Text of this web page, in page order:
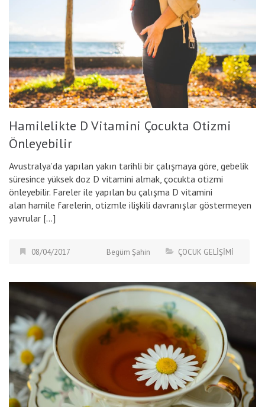
Hamilelikte D Vitamini Çocukta Otizmi
Önleyebilir
Avustralya’da yapılan yakın tarihli bir çalışmaya göre, gebelik
süresince yüksek doz D vitamini almak, çocukta otizmi
önleyebilir. Fareler ile yapılan bu çalışma D vitamini
alan hamile farelerin, otizmle ilişkili davranışlar göstermeyen
yavrular […]
08/04/2017 Begüm Şahin ÇOCUK GELİŞİMİ